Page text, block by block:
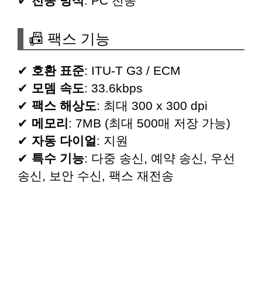
📠 팩스 기능
✔ 호환 표준: ITU-T G3 / ECM
✔ 모뎀 속도: 33.6kbps
✔ 팩스 해상도: 최대 300 x 300 dpi
✔ 메모리: 7MB (최대 500매 저장 가능)
✔ 자동 다이얼: 지원
✔ 특수 기능: 다중 송신, 예약 송신, 우선
송신, 보안 수신, 팩스 재전송